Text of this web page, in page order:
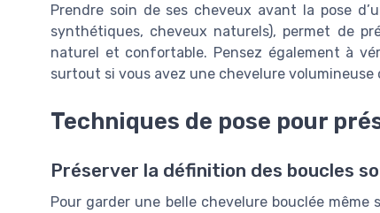
Prendre soin de ses cheveux avant la pose
synthétiques, cheveux naturels), permet de
naturel et confortable. Pensez également à
surtout si vous avez une chevelure
Techniques de pose pour
Préserver la définition des boucles
Pour garder une belle chevelure bouclée même